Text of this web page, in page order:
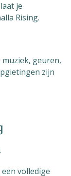
je
Rising.
geuren,
zijn
volledige